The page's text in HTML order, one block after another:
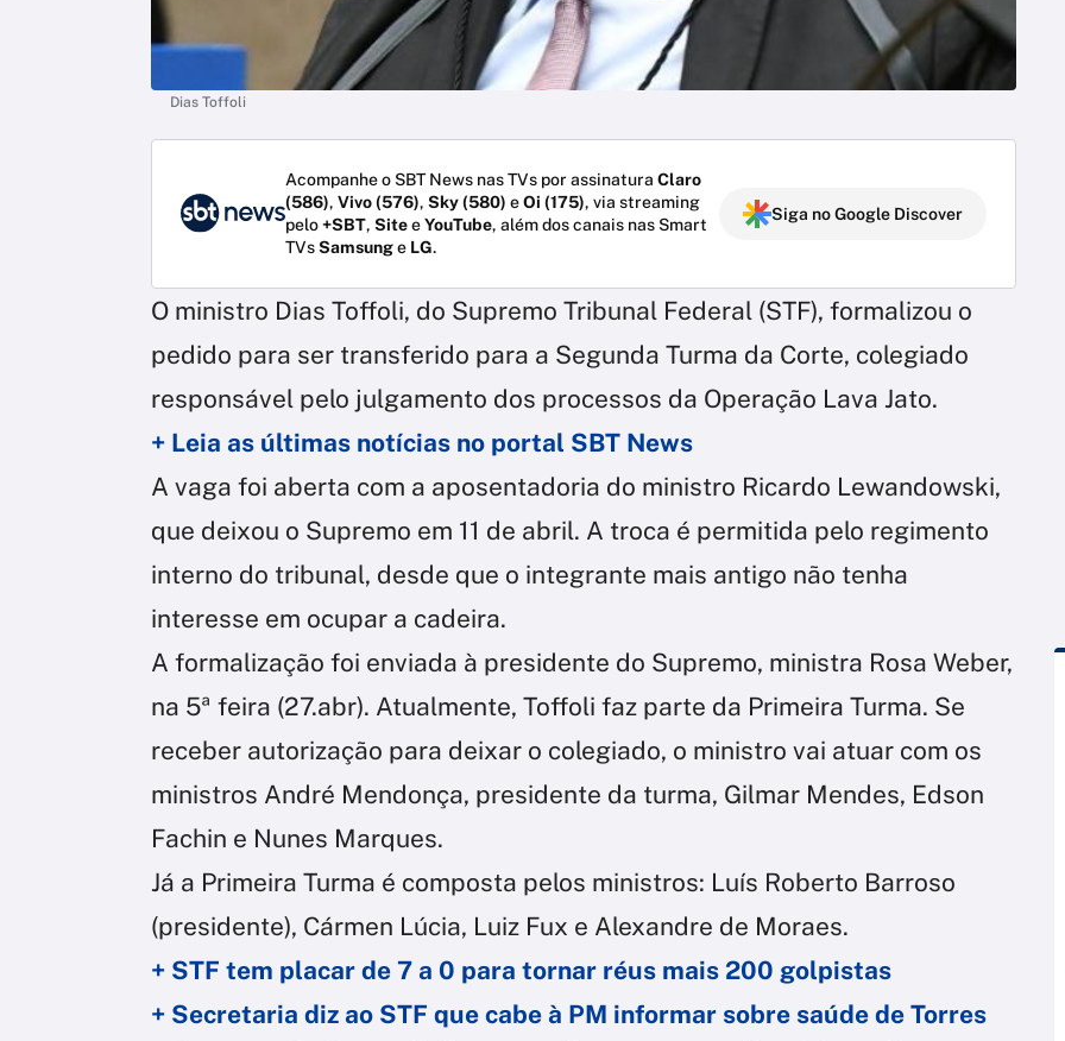
Dias Toffoli
Acompanhe o SBT News nas TVs por assinatura Claro
(586), Vivo (576), Sky (580) eOi (175), via streaming
pelo+SBT, SiteeYouTube, além dos canais nas Smart
TVsSamsunge LG.
Siga no Google Discover
O ministro Dias Toffoli, do Supremo Tribunal Federal (STF), formalizou o
pedido para ser transferido para a Segunda Turma da Corte, colegiado
responsável pelo julgamento dos processos da Operação Lava Jato.
+ Leia as últimas notícias no portal SBT News
A vaga foi aberta com a aposentadoria do ministro Ricardo Lewandowski,
que deixou o Supremo em 11 de abril. A troca é permitida pelo regimento
interno do tribunal, desde que o integrante mais antigo não tenha
interesse em ocupar a cadeira.
A formalização foi enviada à presidente do Supremo, ministra Rosa Weber,
na 5ª feira (27.abr). Atualmente, Toffoli faz parte da Primeira Turma. Se
receber autorização para deixar o colegiado, o ministro vai atuar com os
ministros André Mendonça, presidente da turma, Gilmar Mendes, Edson
Fachin e Nunes Marques.
Já a Primeira Turma é composta pelos ministros: Luís Roberto Barroso
(presidente), Cármen Lúcia, Luiz Fux e Alexandre de Moraes.
+ STF tem placar de 7 a 0 para tornar réus mais 200 golpistas
+ Secretaria diz ao STF que cabe à PM informar sobre saúde de Torres